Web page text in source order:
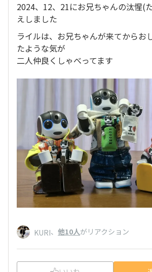
2024、12、21にお兄ちゃんの汰惺(
えしました
ライルは、お兄ちゃんが来てからお
たような気が
二人仲良くしゃべってます
KURI、 他10人がリアクション